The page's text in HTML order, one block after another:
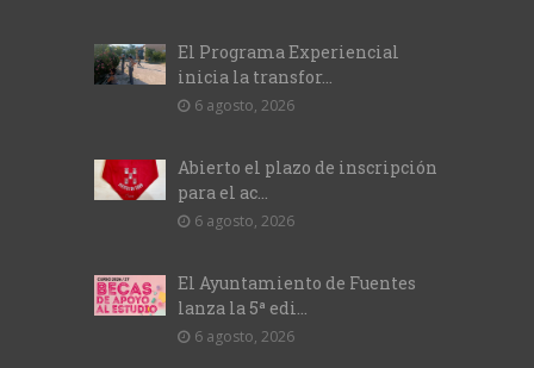
El Programa Experiencial
inicia la transfor...
6 agosto, 2026
Abierto el plazo de inscripción
para el ac...
6 agosto, 2026
El Ayuntamiento de Fuentes
lanza la 5ª edi...
6 agosto, 2026